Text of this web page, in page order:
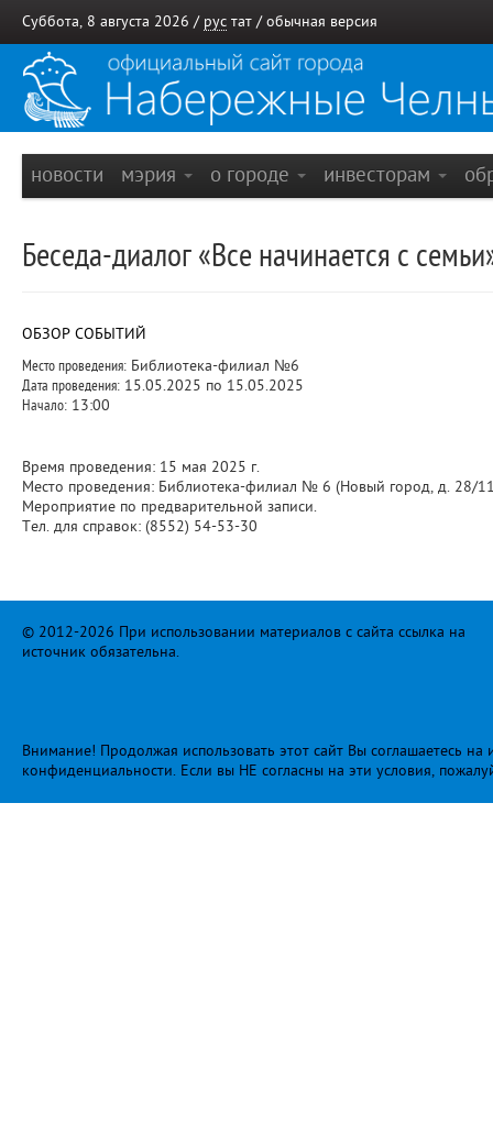
Суббота, 8 августа 2026 / рус тат / обычная версия
новости мэрия о городе инвесторам
Беседа-диалог «Все начинается с
ОБЗОР СОБЫТИЙ
Место проведения: Библиотека-филиал №6
Дата проведения: 15.05.2025 по 15.05.2025
Начало: 13:00
Время проведения: 15 мая 2025 г.
Место проведения: Библиотека-филиал № 6 (Новый город, д. 28/
Мероприятие по предварительной записи.
Тел. для справок: (8552) 54-53-30
© 2012-2026 При использовании материалов с сайта ссылка на
источник обязательна.
Внимание! Продолжая использовать этот сайт Вы соглашаетесь
конфиденциальности. Если вы НЕ согласны на эти условия,